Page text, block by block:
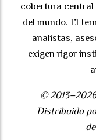
cobertura central
del mundo. El
analistas,
exigen rigor
©
Distribuido